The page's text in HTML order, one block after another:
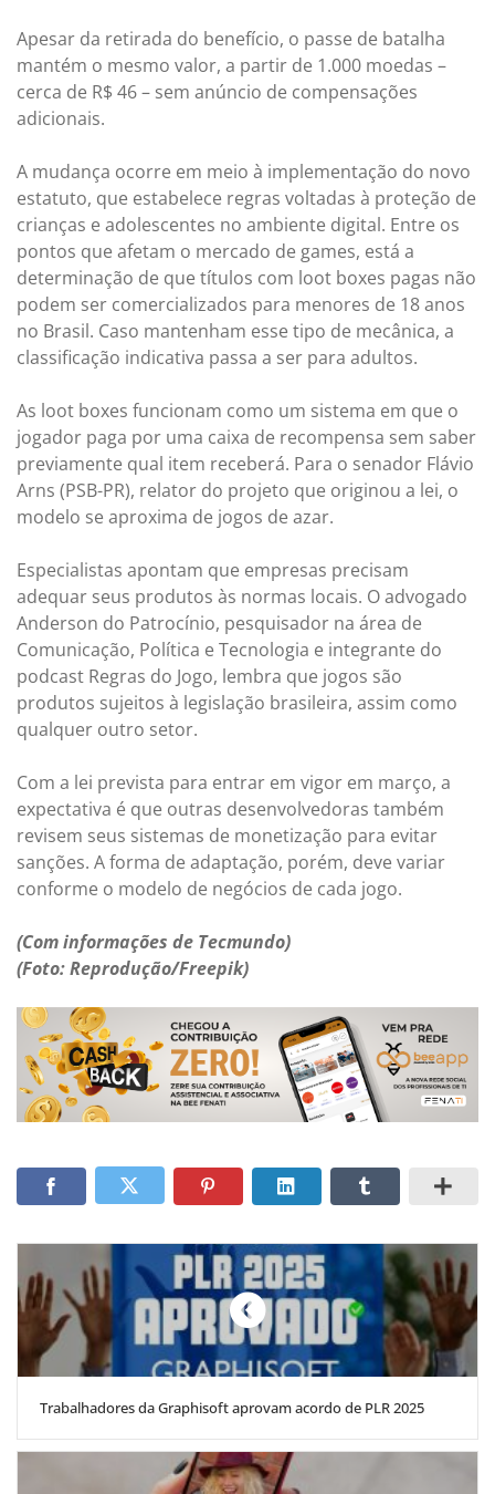
Apesar da retirada do benefício, o passe de batalha
mantém o mesmo valor, a partir de 1.000 moedas –
cerca de R$ 46 – sem anúncio de compensações
adicionais.
A mudança ocorre em meio à implementação do novo
estatuto, que estabelece regras voltadas à proteção de
crianças e adolescentes no ambiente digital. Entre os
pontos que afetam o mercado de games, está a
determinação de que títulos com loot boxes pagas não
podem ser comercializados para menores de 18 anos
no Brasil. Caso mantenham esse tipo de mecânica, a
classificação indicativa passa a ser para adultos.
As loot boxes funcionam como um sistema em que o
jogador paga por uma caixa de recompensa sem saber
previamente qual item receberá. Para o senador Flávio
Arns (PSB-PR), relator do projeto que originou a lei, o
modelo se aproxima de jogos de azar.
Especialistas apontam que empresas precisam
adequar seus produtos às normas locais. O advogado
Anderson do Patrocínio, pesquisador na área de
Comunicação, Política e Tecnologia e integrante do
podcast Regras do Jogo, lembra que jogos são
produtos sujeitos à legislação brasileira, assim como
qualquer outro setor.
Com a lei prevista para entrar em vigor em março, a
expectativa é que outras desenvolvedoras também
revisem seus sistemas de monetização para evitar
sanções. A forma de adaptação, porém, deve variar
conforme o modelo de negócios de cada jogo.
(Com informações de Tecmundo)
(Foto: Reprodução/Freepik)
Trabalhadores da Graphisoft aprovam acordo de PLR 2025